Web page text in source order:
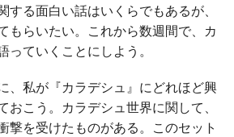
する面白い話はいくらでもあるが、
もらいたい。これから数週間で、カ
っていくことにしよう。
、私が『カラデシュ』にどれほど興
おこう。カラデシュ世界に関して、
撃を受けたものがある。このセット